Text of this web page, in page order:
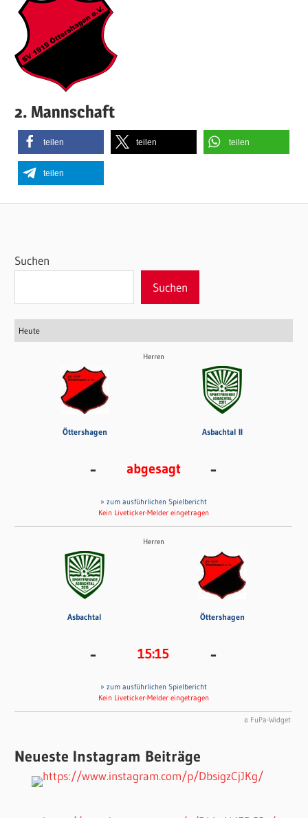
2. Mannschaft
teilen teilen teilen
teilen
Suchen
Suchen
Heute
Herren
Öttershagen Asbachtal II
- abgesagt -
» zum ausführlichen Spielbericht
Kein Liveticker-Melder eingetragen
Herren
Asbachtal Öttershagen
- 15:15 -
» zum ausführlichen Spielbericht
Kein Liveticker-Melder eingetragen
© FuPa-Widget
Neueste Instagram Beiträge